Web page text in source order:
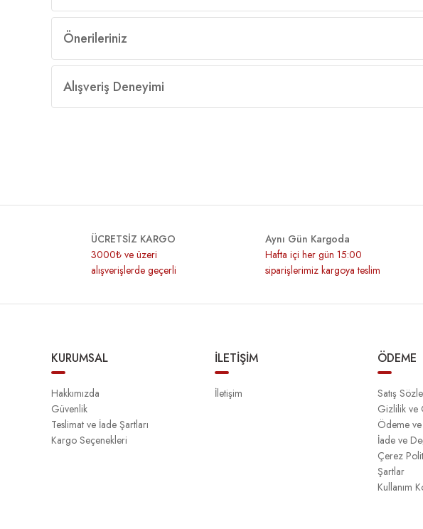
Önerileriniz
Alışveriş Deneyimi
ÜCRETSİZ KARGO
3000₺ ve üzeri
alışverişlerde geçerli
Aynı Gün Kargoda
Hafta içi her gün 15:00
siparişlerimiz kargoya teslim
KURUMSAL
Hakkımızda
Güvenlik
Teslimat ve İade Şartları
Kargo Seçenekleri
İLETİŞİM
İletişim
ÖDEME
Satış
Gizlilik ve
Ödeme
İade ve
Çerez
Şartlar
Kullanım